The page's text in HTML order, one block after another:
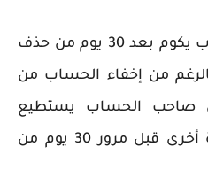
ولن الحذف النهائي للحساب يكوم بعد 30 يوم من حذف
من إخفاء الحساب من
صاحب الحساب يستطيع
تنشيطه والغاء حذفه مرة أخرى قبل مرور 30 يوم من